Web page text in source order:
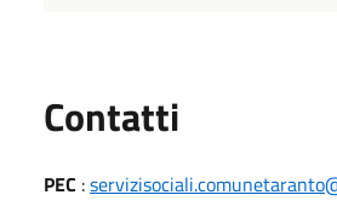
Contatti
PEC :